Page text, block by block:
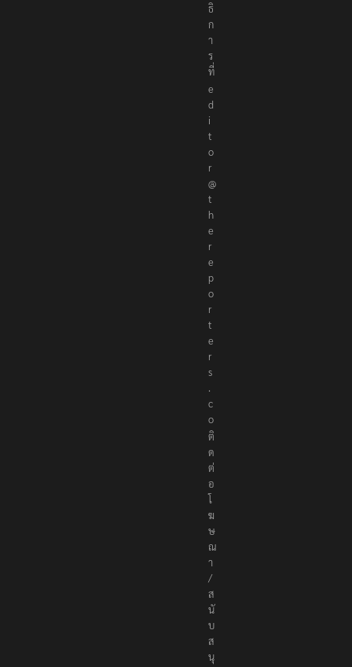
า
ธิ
ก
า
ร
ที่
e
d
i
t
o
r
@
t
h
e
r
e
p
o
r
t
e
r
s
.
c
o
ติ
ด
ต่
อ
โ
ฆ
ษ
ณ
า
/
ส
นั
บ
ส